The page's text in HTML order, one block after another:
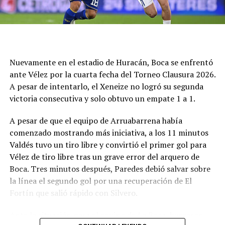
La necesidad hizo que Círculo no pudiera defenderse
tanto con la pelota y sufrió por una desventaja corta,
buscar algo en dos fechas como visitante, frente a
Deportivo Rincón el miércoles y luego en San Luis ante
Juventud Unida Universitario.
Síntesis
Círculo Deportivo (1): Pedro Fernández; Julián Vílchez,
Facundo Rojas, Jano Martínez y Rodrigo Torres; Joaquín
Bassani, Francisco Grahl, Ramiro Banchio y Marco
Campagnaro; Rodrigo Juárez y Vicente Barberini. DT:
Duilio Botella.
Branco Castelli y Ciro Rius por Torres, Campagnaro y
Nuevamente en el estadio de Huracán, Boca se enfrentó
ante Vélez por la cuarta fecha del Torneo Clausura 2026.
A pesar de intentarlo, el Xeneize no logró su segunda
victoria consecutiva y solo obtuvo un empate 1 a 1.
A pesar de que el equipo de Arruabarrena había
comenzado mostrando más iniciativa, a los 11 minutos
Valdés tuvo un tiro libre y convirtió el primer gol para
Vélez de tiro libre tras un grave error del arquero de
Boca. Tres minutos después, Paredes debió salvar sobre
la línea el segundo gol por una recuperación de El
Fortín que salió rápido con Silvero.